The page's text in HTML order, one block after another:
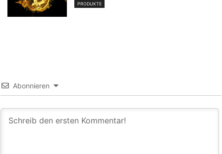
PRODUKTE
Abonnieren